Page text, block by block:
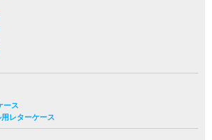
ース
レターケース